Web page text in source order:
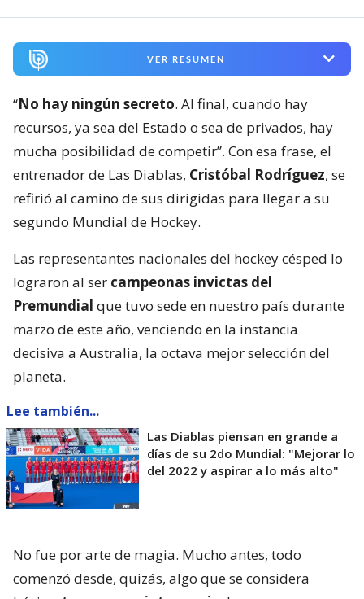
VER RESUMEN
“No hay ningún secreto. Al final, cuando hay
recursos, ya sea del Estado o sea de privados, hay
mucha posibilidad de competir”. Con esa frase, el
entrenador de Las Diablas, Cristóbal Rodríguez, se
refirió al camino de sus dirigidas para llegar a su
segundo Mundial de Hockey.
Las representantes nacionales del hockey césped lo
lograron al ser campeonas invictas del
Premundial que tuvo sede en nuestro país durante
marzo de este año, venciendo en la instancia
decisiva a Australia, la octava mejor selección del
planeta.
Lee también...
Las Diablas piensan en grande a
días de su 2do Mundial: "Mejorar lo
del 2022 y aspirar a lo más alto"
No fue por arte de magia. Mucho antes, todo
comenzó desde, quizás, algo que se considera